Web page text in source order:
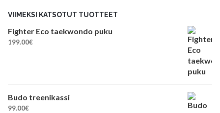
VIIMEKSI KATSOTUT TUOTTEET
Fighter Eco taekwondo puku
199.00€
Budo treenikassi
99.00€